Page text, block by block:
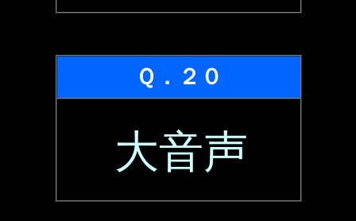
Ｑ．２０
大音声